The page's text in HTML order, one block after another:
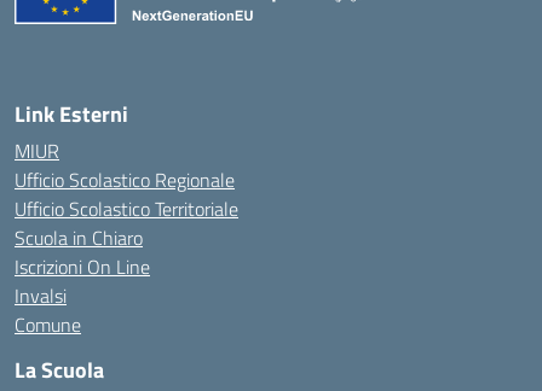
Link Esterni
MIUR
Ufficio Scolastico Regionale
Ufficio Scolastico Territoriale
Scuola in Chiaro
Iscrizioni On Line
Invalsi
Comune
La Scuola